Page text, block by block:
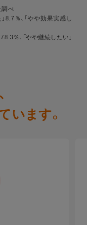
調べ
8.7％、「やや効果実感し
％、「やや継続したい」
います。